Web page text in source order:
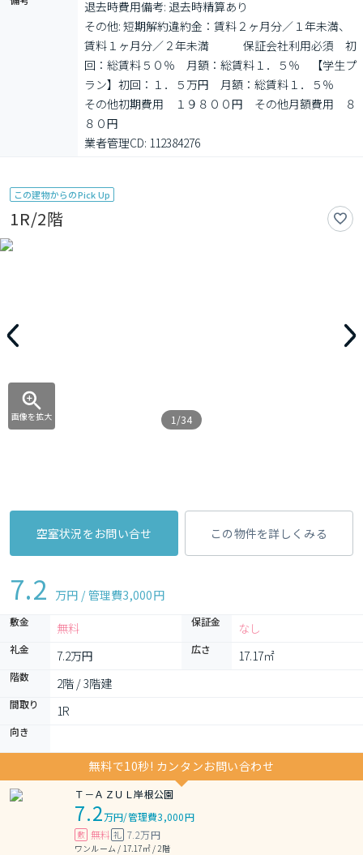
退去時費用備考: 退去時精算あり
その他: 短期解約違約金：賃料２ヶ月分／１年未満、
賃料１ヶ月分／２年未満　　　保証会社利用必須　初
回：総賃料５０％　月額：総賃料１．５％　【学生プ
ラン】初回：１．５万円　月額：総賃料１．５％
その他初期費用　１９８００円　その他月額費用　８
８０円
業者管理CD: 112384276
この建物からのPick Up
1R/2階
画像を拡大 1/34
空室状況をお問い合せ この物件を詳しくみる
7.2 万円 / 管理費3,000円
敷金 無料 保証金 なし
礼金 7.2万円 広さ 17.17㎡
階数 2階 / 3階建
間取り 1R
向き
無料で10秒! カンタンお問い合わせ
Ｔ－ＡＺＵＬ岸根公園
7.2万円/管理費3,000円
敷 無料 礼 7.2万円
ワンルーム / 17.17㎡ / 2階